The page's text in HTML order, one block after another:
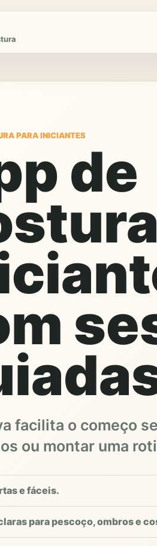
PARA INICIANTES
de
facilita o começo
ou montar uma
e fáceis.
para pescoço, ombros e